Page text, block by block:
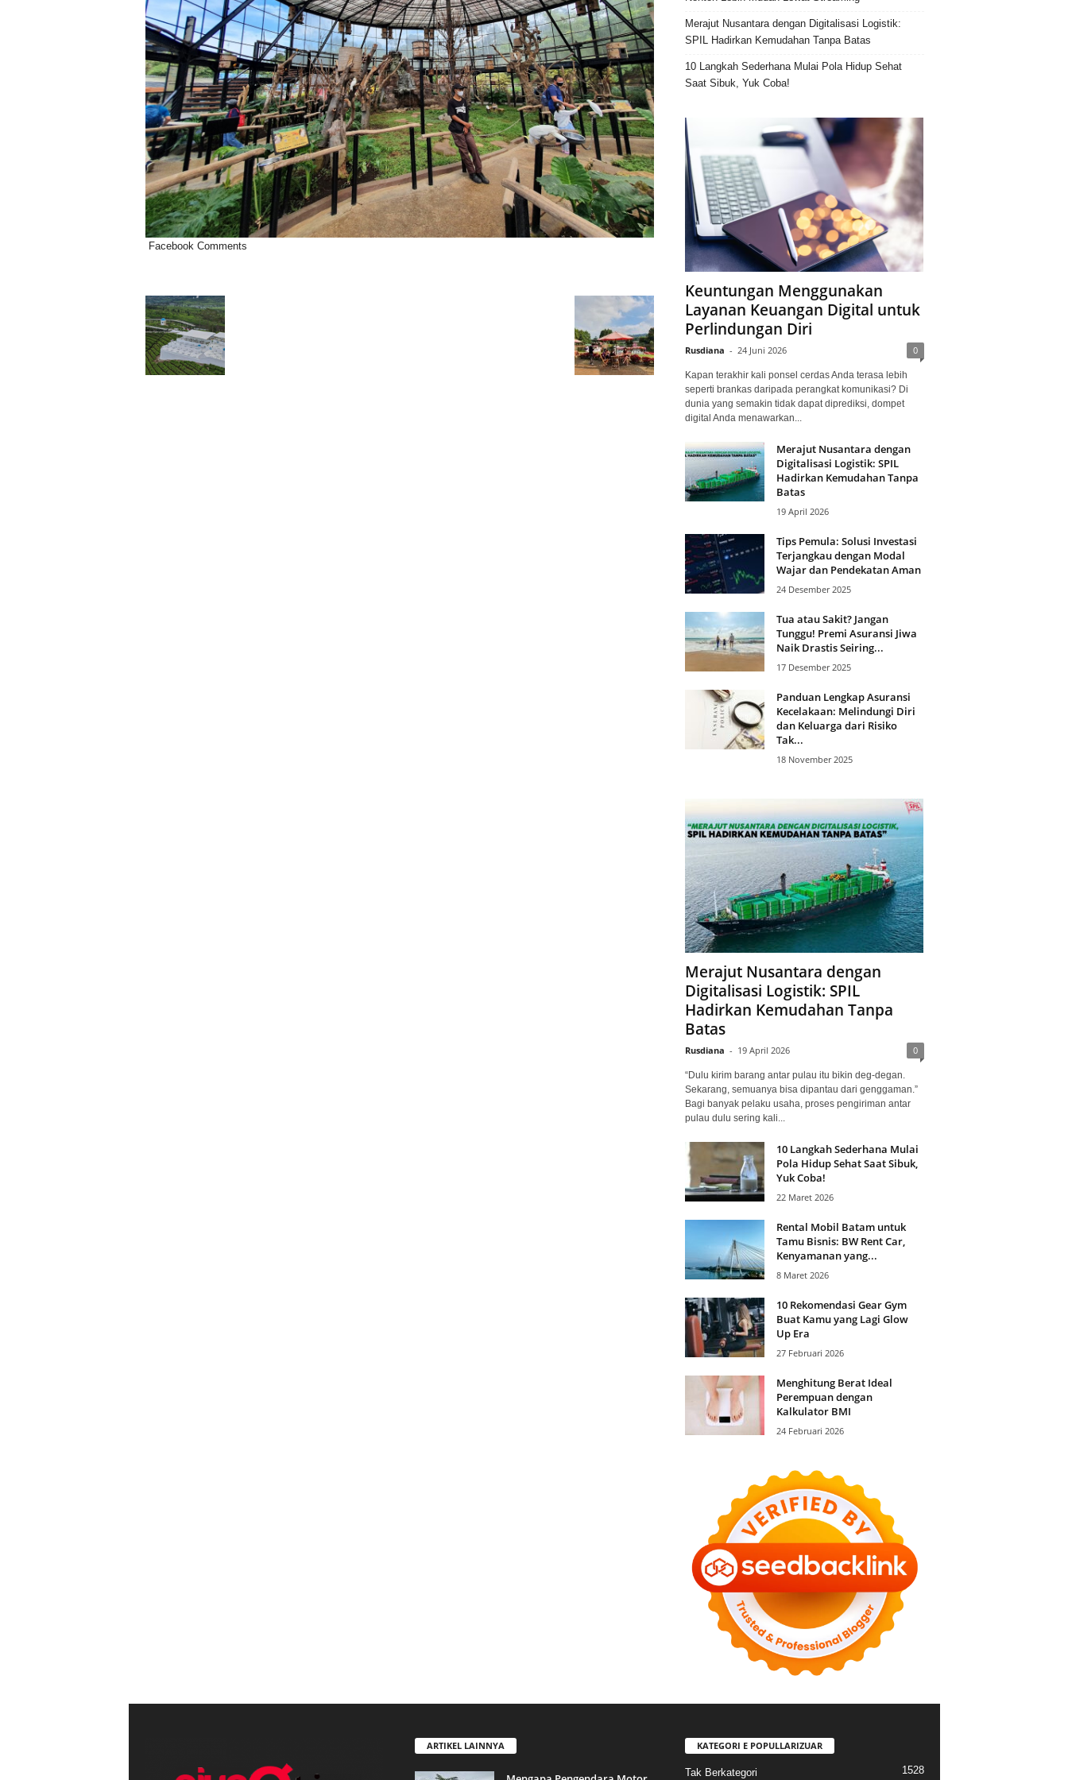
Facebook Comments
Merajut Nusantara dengan Digitalisasi Logistik:
SPIL Hadirkan Kemudahan Tanpa Batas
10 Langkah Sederhana Mulai Pola Hidup Sehat
Saat Sibuk, Yuk Coba!
Keuntungan Menggunakan
Layanan Keuangan Digital untuk
Perlindungan Diri
Rusdiana - 24 Juni 2026 0
Kapan terakhir kali ponsel cerdas Anda terasa lebih
seperti brankas daripada perangkat komunikasi? Di
dunia yang semakin tidak dapat diprediksi, dompet
digital Anda menawarkan...
Merajut Nusantara dengan
Digitalisasi Logistik: SPIL
Hadirkan Kemudahan Tanpa
Batas
19 April 2026
Tips Pemula: Solusi Investasi
Terjangkau dengan Modal
Wajar dan Pendekatan Aman
24 Desember 2025
Tua atau Sakit? Jangan
Tunggu! Premi Asuransi Jiwa
Naik Drastis Seiring...
17 Desember 2025
Panduan Lengkap Asuransi
Kecelakaan: Melindungi Diri
dan Keluarga dari Risiko
Tak...
18 November 2025
Merajut Nusantara dengan
Digitalisasi Logistik: SPIL
Hadirkan Kemudahan Tanpa
Batas
Rusdiana - 19 April 2026 0
“Dulu kirim barang antar pulau itu bikin deg-degan.
Sekarang, semuanya bisa dipantau dari genggaman.”
Bagi banyak pelaku usaha, proses pengiriman antar
pulau dulu sering kali...
10 Langkah Sederhana Mulai
Pola Hidup Sehat Saat Sibuk,
Yuk Coba!
22 Maret 2026
Rental Mobil Batam untuk
Tamu Bisnis: BW Rent Car,
Kenyamanan yang...
8 Maret 2026
10 Rekomendasi Gear Gym
Buat Kamu yang Lagi Glow
Up Era
27 Februari 2026
Menghitung Berat Ideal
Perempuan dengan
Kalkulator BMI
24 Februari 2026
ARTIKEL LAINNYA KATEGORI E POPULLARIZUAR
Tak Berkategori 1528